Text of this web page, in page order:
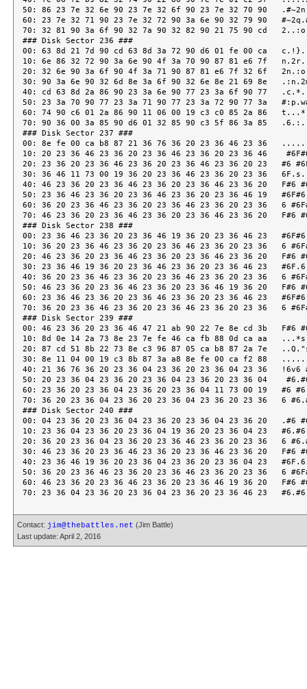
50: 86 23 7e 32 6e 90 23 7e 32 6f 90 23 7e 32 70 90
60: 23 7e 32 71 90 23 7e 32 72 90 3a 6e 90 32 79 90
70: 32 81 90 3a 6f 90 32 7a 90 32 82 90 21 75 90 cd
### Disk Sector 236 ###
00: 63 8d 21 7d 90 cd 63 8d 3a 72 90 d6 01 fe 00 ca
10: 6e 86 32 72 90 3a 6e 90 4f 3a 70 90 87 81 e6 7f
20: 32 6e 90 3a 6f 90 4f 3a 71 90 87 81 e6 7f 32 6f
30: 90 3a 6e 90 32 6d 8e 3a 6f 90 32 6e 8e 21 69 8e
40: cd 63 8d 2a 86 90 23 3a 6e 90 77 23 3a 6f 90 77
50: 23 3a 70 90 77 23 3a 71 90 77 23 3a 72 90 77 3a
60: 74 90 c6 01 2a 86 90 11 06 00 19 c3 c0 85 2a 86
70: 90 36 00 3a 85 90 d6 01 32 85 90 c3 5f 86 3a 85
### Disk Sector 237 ###
00: 8e fe 00 ca b8 87 21 36 76 36 20 23 36 46 23 36
10: 20 23 36 46 23 36 20 23 36 46 23 36 20 23 36 46
20: 23 36 20 23 36 46 23 36 20 23 36 46 23 36 20 23   #6
30: 36 46 11 73 00 19 36 20 23 36 46 23 36 20 23 36
40: 46 23 36 20 23 36 46 23 36 20 23 36 46 23 36 20   F#6
50: 23 36 46 23 36 20 23 36 46 23 36 20 23 36 46 19   #6F#6
60: 36 20 23 36 46 23 36 20 23 36 46 23 36 20 23 36   6
70: 46 23 36 20 23 36 46 23 36 20 23 36 46 23 36 20   F#6
### Disk Sector 238 ###
00: 23 36 46 23 36 20 23 36 46 19 36 20 23 36 46 23   #6F#6
10: 36 20 23 36 46 23 36 20 23 36 46 23 36 20 23 36   6
20: 46 23 36 20 23 36 46 23 36 20 23 36 46 23 36 20   F#6
30: 23 36 46 19 36 20 23 36 46 23 36 20 23 36 46 23   #6F.6
40: 36 20 23 36 46 23 36 20 23 36 46 23 36 20 23 36   6
50: 46 23 36 20 23 36 46 23 36 20 23 36 46 19 36 20   F#6
60: 23 36 46 23 36 20 23 36 46 23 36 20 23 36 46 23   #6F#6
70: 36 20 23 36 46 23 36 20 23 36 46 23 36 20 23 36   6
### Disk Sector 239 ###
00: 46 23 36 20 23 36 46 47 21 ab 90 22 7e 8e cd 3b   F#6
10: 8d 0e 14 2a 73 8e 23 7e fe 46 ca fb 88 0d ca aa
20: 87 cd 51 8b 22 73 8e c3 96 87 05 ca b8 87 2a 7e
30: 8e 11 04 00 19 c3 8b 87 3a a8 8e fe 00 ca f2 88
40: 21 36 76 36 20 23 36 04 23 36 20 23 36 04 23 36   !6v6
50: 20 23 36 04 23 36 20 23 36 04 23 36 20 23 36 04
60: 23 36 20 23 36 04 23 36 20 23 36 04 11 73 00 19   #6
70: 36 20 23 36 04 23 36 20 23 36 04 23 36 20 23 36   6
### Disk Sector 240 ###
00: 04 23 36 20 23 36 04 23 36 20 23 36 04 23 36 20   .#6
10: 23 36 04 23 36 20 23 36 04 19 36 20 23 36 04 23
20: 36 20 23 36 04 23 36 20 23 36 46 23 36 20 23 36   6
30: 46 23 36 20 23 36 46 23 36 20 23 36 46 23 36 20   F#6
40: 23 36 46 19 36 20 23 36 04 23 36 20 23 36 04 23
50: 36 20 23 36 46 23 36 20 23 36 46 23 36 20 23 36   6
60: 46 23 36 20 23 36 46 23 36 20 23 36 46 19 36 20   F#6
Contact: jim@thebattles.net (Jim Battle)
Last update: April 2, 2016